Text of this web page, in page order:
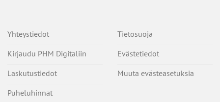
Yhteystiedot
Kirjaudu PHM Digitaliin
Laskutustiedot
Puheluhinnat
Tietosuoja
Evästetiedot
Muuta evästeasetuksia